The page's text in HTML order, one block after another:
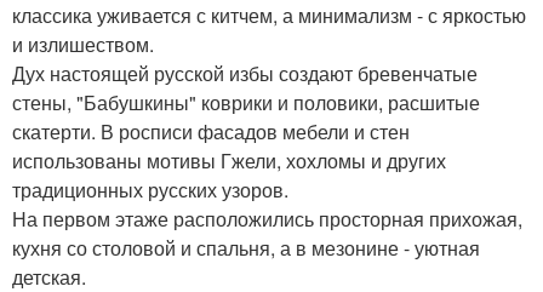
классика уживается с китчем, а минимализм - с яркостью
и излишеством.
Дух настоящей русской избы создают бревенчатые
стены, "Бабушкины" коврики и половики, расшитые
скатерти. В росписи фасадов мебели и стен
использованы мотивы Гжели, хохломы и других
традиционных русских узоров.
На первом этаже расположились просторная прихожая,
кухня со столовой и спальня, а в мезонине - уютная
детская.